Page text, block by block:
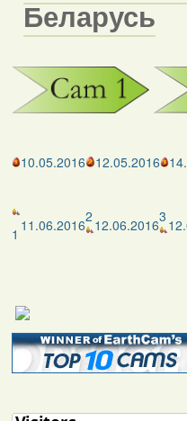
Беларусь
10.05.2016 12.05.2016
1 11.06.20162 12.06.20163